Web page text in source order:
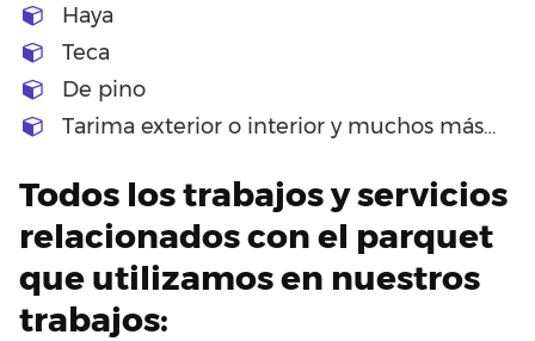
Haya
Teca
De pino
Tarima exterior o interior y muchos más…
Todos los trabajos y servicios
relacionados con el parquet
que utilizamos en nuestros
trabajos: